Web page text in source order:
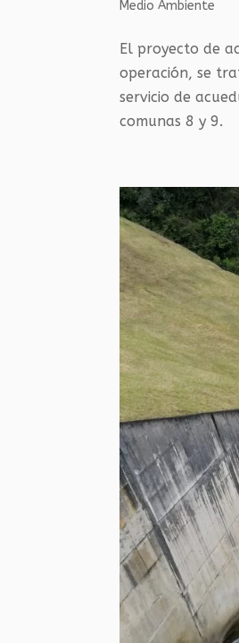
Medio Ambiente
El proyecto de
operación, se
servicio de
comunas 8 y 9.